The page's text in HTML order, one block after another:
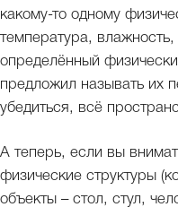
какому-то одному
температура,
определённый
предложил называть их
убедиться, всё
А теперь, если вы
физические структуры
объекты – стол, стул,